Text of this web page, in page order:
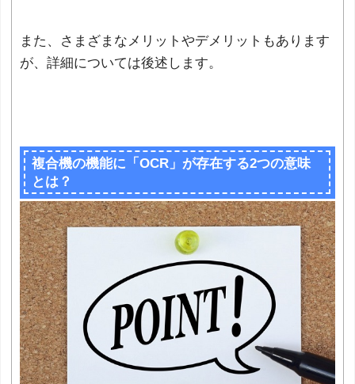
また、さまざまなメリットやデメリットもあります
が、詳細については後述します。
複合機の機能に「OCR」が存在する2つの意味
とは？